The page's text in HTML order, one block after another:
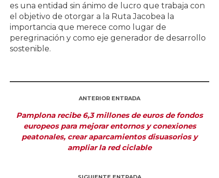
es una entidad sin ánimo de lucro que trabaja con
el objetivo de otorgar a la Ruta Jacobea la
importancia que merece como lugar de
peregrinación y como eje generador de desarrollo
sostenible.
ANTERIOR ENTRADA
Pamplona recibe 6,3 millones de euros de fondos
europeos para mejorar entornos y conexiones
peatonales, crear aparcamientos disuasorios y
ampliar la red ciclable